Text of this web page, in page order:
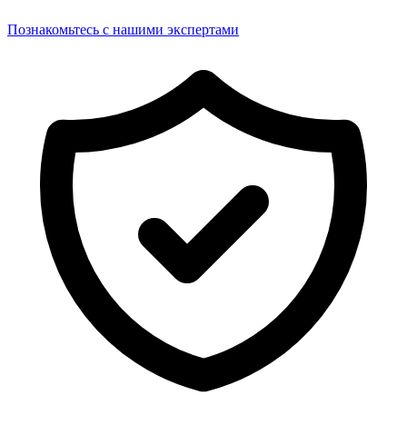
Познакомьтесь с нашими экспертами